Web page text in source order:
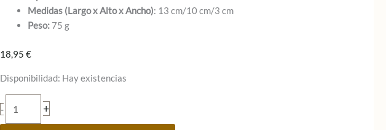
Medidas (Largo x Alto x Ancho): 13 cm/10 cm/3 cm
Peso: 75 g
18,95€
Disponibilidad: Hay existencias
-
Monedero
ovalado
+